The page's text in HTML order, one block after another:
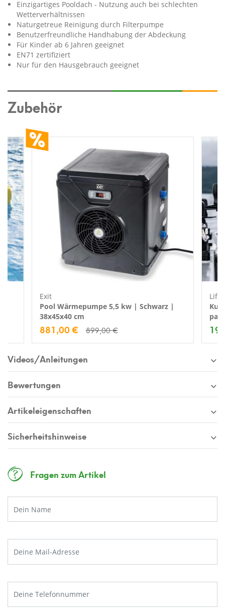
Einzigartiges Pooldach - Nutzung auch bei schlechten
Wetterverhältnissen
Naturgetreue Reinigung durch Filterpumpe
Benutzerfreundliche Handhabung der Abdeckung
Für Kinder ab 6 Jahren geeignet
EN71 zertifiziert
Nur für den Hausgebrauch geeignet
Zubehör
Exit
Pool Wärmepumpe 5,5 kw | Schwarz |
38x45x40 cm
881,00 € 899,00 €
Videos/Anleitungen
Bewertungen
Artikeleigenschaften
Sicherheitshinweise
Fragen zum Artikel